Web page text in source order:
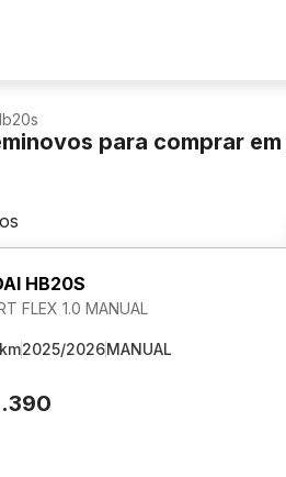
para comprar em
HB20S
FLEX 1.0 MANUAL
2025/2026MANUAL